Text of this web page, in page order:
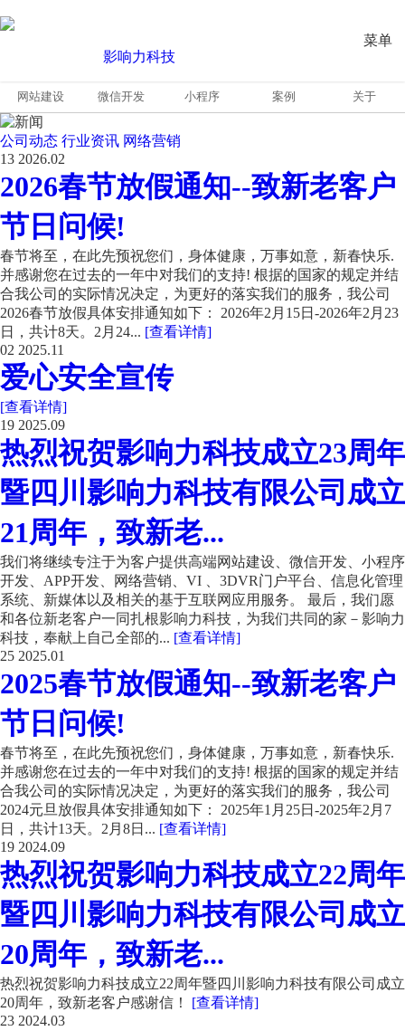
菜单
网站建设 微信开发 小程序 案例 关于
公司动态 行业资讯 网络营销
13 2026.02
2026春节放假通知--致新老客户
节日问候!
春节将至，在此先预祝您们，身体健康，万事如意，新春快乐.
并感谢您在过去的一年中对我们的支持! 根据的国家的规定并结
合我公司的实际情况决定，为更好的落实我们的服务，我公司
2026春节放假具体安排通知如下： 2026年2月15日-2026年2月23
日，共计8天。2月24... [查看详情]
02 2025.11
爱心安全宣传
[查看详情]
19 2025.09
热烈祝贺影响力科技成立23周年
暨四川影响力科技有限公司成立
21周年，致新老...
我们将继续专注于为客户提供高端网站建设、微信开发、小程序
开发、APP开发、网络营销、VI 、3DVR门户平台、信息化管理
系统、新媒体以及相关的基于互联网应用服务。 最后，我们愿
和各位新老客户一同扎根影响力科技，为我们共同的家－影响力
科技，奉献上自己全部的... [查看详情]
25 2025.01
2025春节放假通知--致新老客户
节日问候!
春节将至，在此先预祝您们，身体健康，万事如意，新春快乐.
并感谢您在过去的一年中对我们的支持! 根据的国家的规定并结
合我公司的实际情况决定，为更好的落实我们的服务，我公司
2024元旦放假具体安排通知如下： 2025年1月25日-2025年2月7
日，共计13天。2月8日... [查看详情]
19 2024.09
热烈祝贺影响力科技成立22周年
暨四川影响力科技有限公司成立
20周年，致新老...
热烈祝贺影响力科技成立22周年暨四川影响力科技有限公司成立
20周年，致新老客户感谢信！ [查看详情]
23 2024.03